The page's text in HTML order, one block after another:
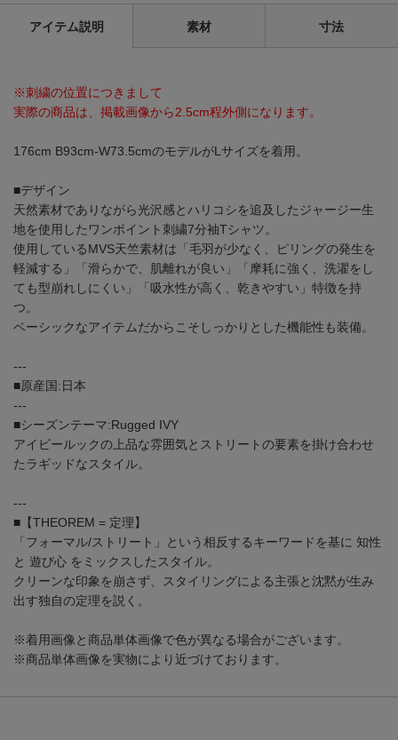
アイテム説明 素材 寸法
※刺繍の位置につきまして
実際の商品は、掲載画像から2.5cm程外側になります。
176cm B93cm-W73.5cmのモデルがLサイズを着用。
■デザイン
天然素材でありながら光沢感とハリコシを追及したジャージー生
地を使用したワンポイント刺繍7分袖Tシャツ。
使用しているMVS天竺素材は「毛羽が少なく、ピリングの発生を
軽減する」「滑らかで、肌離れが良い」「摩耗に強く、洗濯をし
ても型崩れしにくい」「吸水性が高く、乾きやすい」特徴を持
つ。
ベーシックなアイテムだからこそしっかりとした機能性も装備。
---
■原産国:日本
---
■シーズンテーマ:Rugged IVY
アイビールックの上品な雰囲気とストリートの要素を掛け合わせ
たラギッドなスタイル。
---
■【THEOREM = 定理】
「フォーマル/ストリート」という相反するキーワードを基に 知性
と 遊び心 をミックスしたスタイル。
クリーンな印象を崩さず、スタイリングによる主張と沈黙が生み
出す独自の定理を説く。
※着用画像と商品単体画像で色が異なる場合がございます。
※商品単体画像を実物により近づけております。